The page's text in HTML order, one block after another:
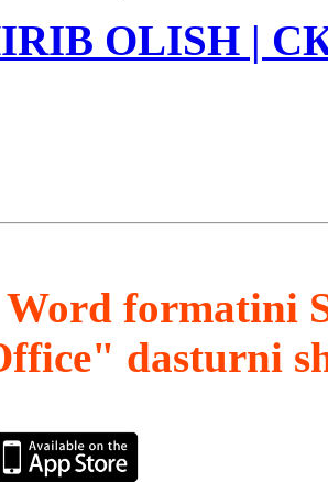
OLISH |
formatini
dasturni